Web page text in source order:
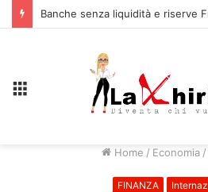
Home / Economia /
FINANZA